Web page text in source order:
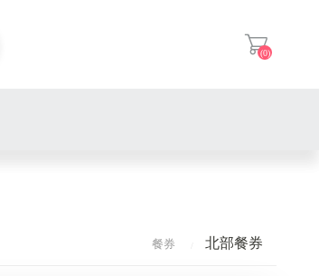
(0)
餐券 北部餐券